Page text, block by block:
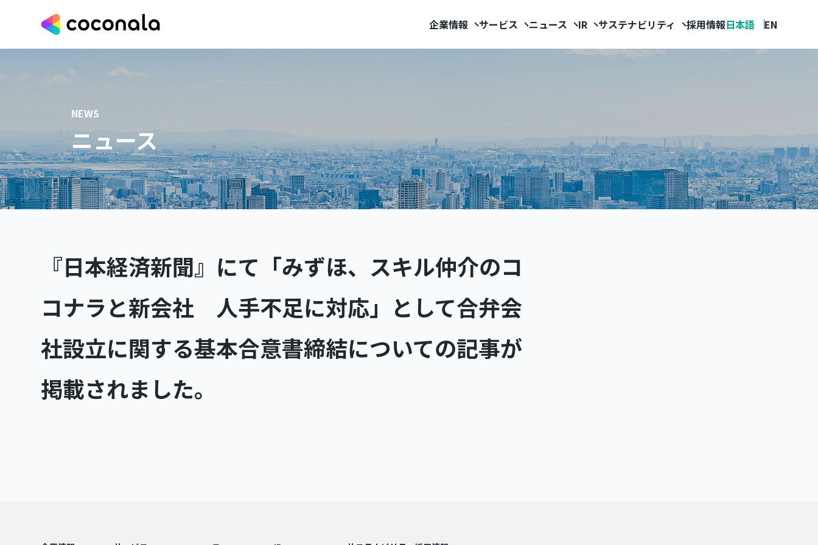
企業情報 サービス ニュース IR サステナビリティ 採用情報日本語 EN
NEWS
ニュース
『日本経済新聞』にて「みずほ、スキル仲介のコ
コナラと新会社 人手不足に対応」として合弁会
社設立に関する基本合意書締結についての記事が
掲載されました。